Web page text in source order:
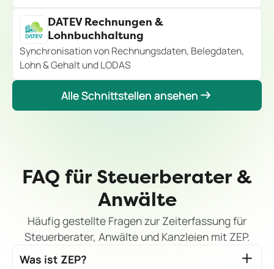
DATEV Rechnungen &
Lohnbuchhaltung
Synchronisation von Rechnungsdaten, Belegdaten,
Lohn & Gehalt und LODAS
Alle Schnittstellen ansehen
Alle Schnittstellen ansehen
FAQ für Steuerberater &
Anwälte
Häufig gestellte Fragen zur Zeiterfassung für
Steuerberater, Anwälte und Kanzleien mit ZEP.
Was ist ZEP?